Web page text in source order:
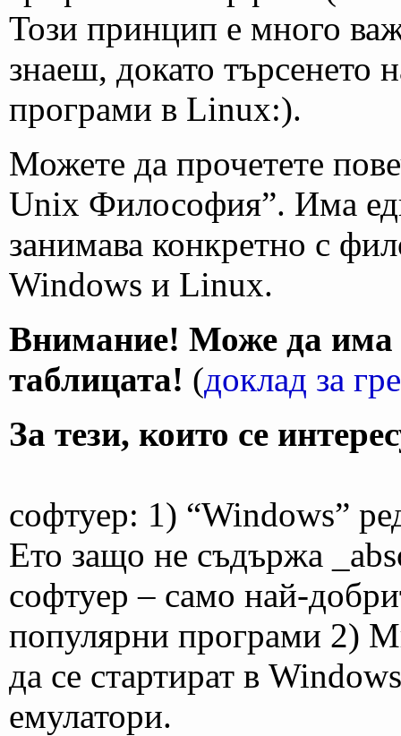
Този принцип е много
знаеш, докато търсенето
програми в Linux:).
Можете да прочетете
Unix Философия”. Има
занимава конкретно с
Windows и Linux.
Внимание! Може да има
таблицата! (доклад за
За тези, които се
софтуер: 1) “Windows”
Ето защо не съдържа
софтуер – само най-
популярни програми 2)
да се стартират в
емулатори.